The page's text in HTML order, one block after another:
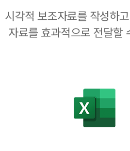
시각적 보조자료를 작성하
자료를 효과적으로 전달할